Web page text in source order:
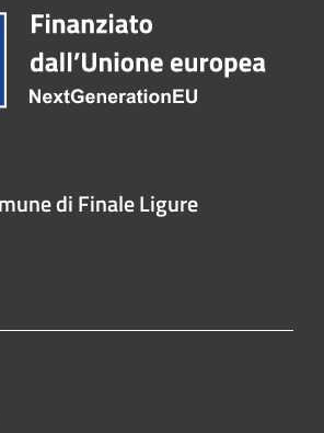
di Finale Ligure